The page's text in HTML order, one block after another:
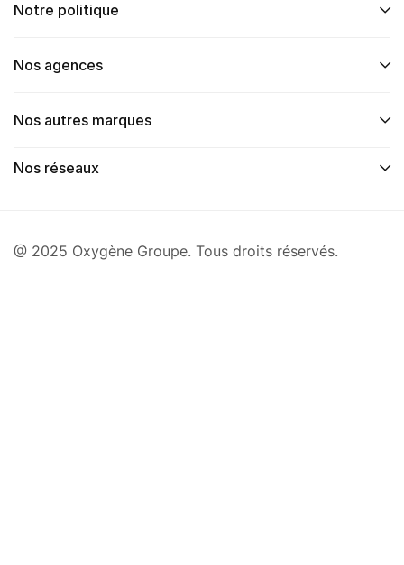
Notre politique
Nos agences
Nos autres marques
Nos réseaux
@ 2025 Oxygène Groupe. Tous droits réservés.